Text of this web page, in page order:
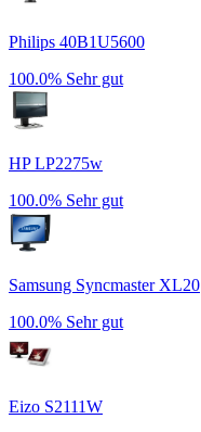
Philips 40B1U5600
100.0% Sehr gut
HP LP2275w
100.0% Sehr gut
Samsung Syncmaster XL20
100.0% Sehr gut
Eizo S2111W